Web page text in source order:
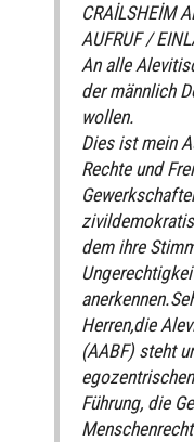
CRAİLSHEİM
AUFRUF /
An alle
der männlich
wollen.
Dies ist mein
Rechte und
dem ihre
Herren,die
(AABF) steht
Führung, die